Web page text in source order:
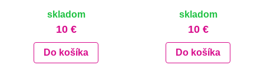
skladom
10 €
Do košíka
skladom
10 €
Do košíka